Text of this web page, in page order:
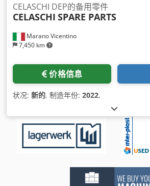
Marano Vicentino
7,450 km
CELASCHI DEP的备用零件
CELASCHI SPARE PARTS
价格信息
状况: 新的, 制造年份: 2022,